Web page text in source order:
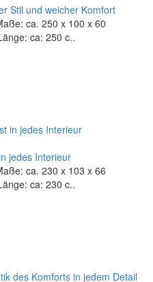
Stil und weicher Komfort
ca. 250 x 100 x 60
ca: 250 c..
jedes Interieur
ca. 230 x 103 x 66
ca: 230 c..